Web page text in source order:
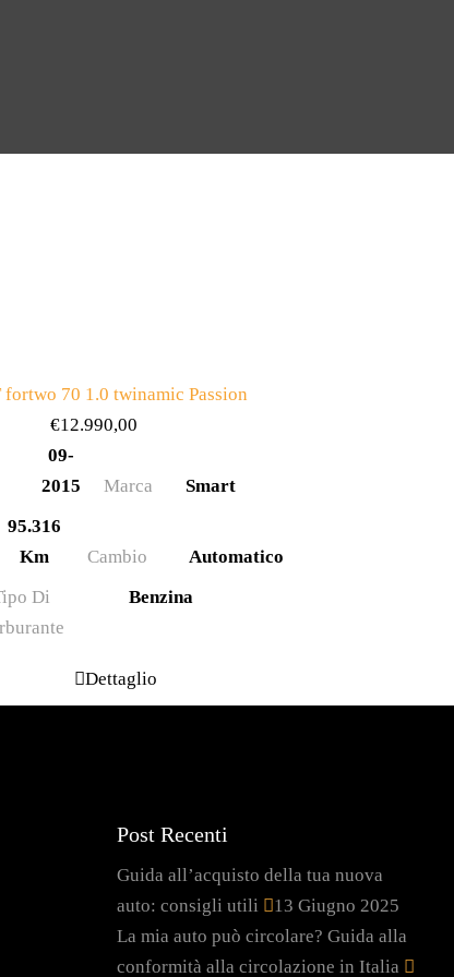
fortwo 70 1.0 twinamic Passion
€12.990,00
09-
2015
Marca
Smart
95.316
Km
Cambio
Automatico
Di
Benzina
Dettaglio
Post Recenti
Guida all’acquisto della tua nuova
auto: consigli utili
13 Giugno 2025
La mia auto può circolare? Guida alla
conformità alla circolazione in Italia